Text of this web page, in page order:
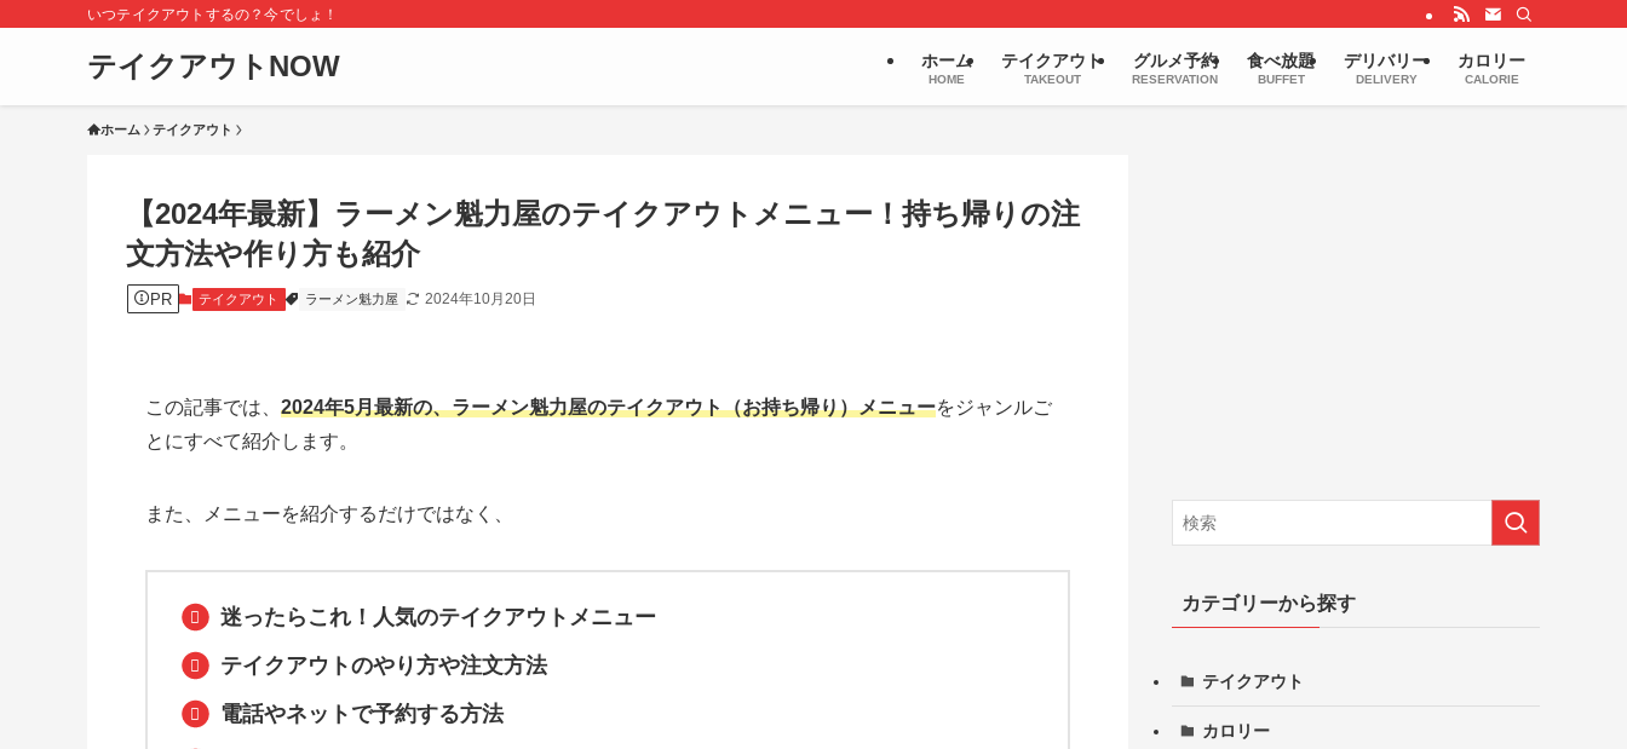
いつテイクアウトするの？今でしょ！
テイクアウトNOW ホーム
HOME
テイクアウト
TAKEOUT
グルメ予約
RESERVATION
食べ放題
BUFFET
デリバリー
DELIVERY
カロリー
CALORIE
ホーム テイクアウト
【2024年最新】ラーメン魁力屋のテイクアウトメニュー！持ち帰りの注
文方法や作り方も紹介
PR テイクアウト ラーメン魁力屋 2024年10月20日
この記事では、 2024年5月最新の、ラーメン魁力屋のテイクアウト（お持ち帰り）メニューをジャンルご
とにすべて紹介します。
また、メニューを紹介するだけではなく、
迷ったらこれ！人気のテイクアウトメニュー
テイクアウトのやり方や注文方法
電話やネットで予約する方法
カテゴリーから探す
テイクアウト
カロリー